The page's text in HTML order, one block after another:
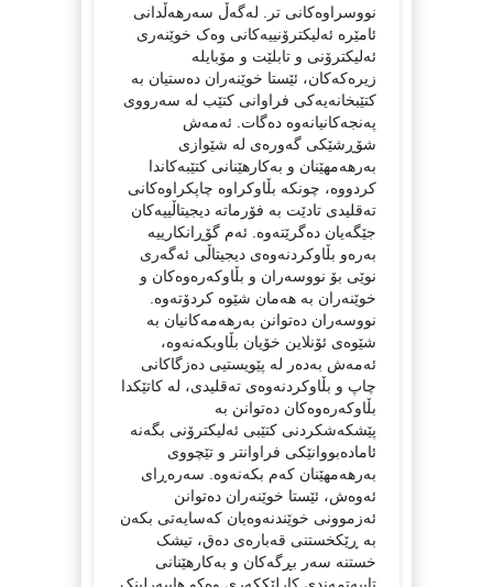
نووسراوەکانی تر. لەگەڵ سەرهەڵدانی
ئامێرە ئەلیکترۆنییەکانی وەک خوێنەری
ئەلیکترۆنی و تابلێت و مۆبایلە
زیرەکەکان، ئێستا خوێنەران دەستیان بە
کتێبخانەیەکی فراوانی کتێب لە سەرووی
پەنجەکانیانەوە دەگات. ئەمەش
شۆڕشێکی گەورەی لە شێوازی
بەرهەمهێنان و بەکارهێنانی کتێبەکاندا
کردووە، چونکە بڵاوکراوە چاپکراوەکانی
تەقلیدی تادێت بە فۆرماتە دیجیتاڵییەکان
جێگەیان دەگرێتەوە. ئەم گۆڕانکارییە
بەرەو بڵاوکردنەوەی دیجیتاڵی ئەگەری
نوێی بۆ نووسەران و بڵاوکەرەوەکان و
خوێنەران بە هەمان شێوە کردۆتەوە.
نووسەران دەتوانن بەرهەمەکانیان بە
شێوەی ئۆنلاین خۆیان بڵاوبکەنەوە،
ئەمەش بەدەر لە پێویستیی دەزگاکانی
چاپ و بڵاوکردنەوەی تەقلیدی، لە کاتێکدا
بڵاوکەرەوەکان دەتوانن بە
پێشکەشکردنی کتێبی ئەلیکترۆنی بگەنە
ئامادەبووانێکی فراوانتر و تێچووی
بەرهەمهێنان کەم بکەنەوە. سەرەڕای
ئەوەش، ئێستا خوێنەران دەتوانن
ئەزموونی خوێندنەوەیان کەسایەتی بکەن
بە ڕێکخستنی قەبارەی دەق، تیشک
خستنە سەر بڕگەکان و بەکارهێنانی
تایبەتمەندی کارلێککەری وەکو هایپەرلینک